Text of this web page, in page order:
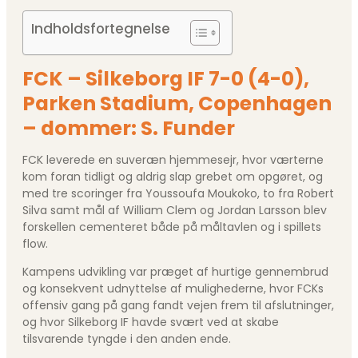
Indholdsfortegnelse
FCK – Silkeborg IF 7-0 (4-0),
Parken Stadium, Copenhagen
– dommer: S. Funder
FCK leverede en suveræn hjemmesejr, hvor værterne
kom foran tidligt og aldrig slap grebet om opgøret, og
med tre scoringer fra Youssoufa Moukoko, to fra Robert
Silva samt mål af William Clem og Jordan Larsson blev
forskellen cementeret både på måltavlen og i spillets
flow.
Kampens udvikling var præget af hurtige gennembrud
og konsekvent udnyttelse af mulighederne, hvor FCKs
offensiv gang på gang fandt vejen frem til afslutninger,
og hvor Silkeborg IF havde svært ved at skabe
tilsvarende tyngde i den anden ende.